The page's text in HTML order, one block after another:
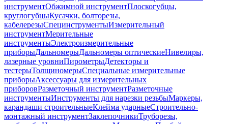
инструментОбжимной инструментПлоскогубцы,
круглогубцыКусачки, болторезы,
кабелерезыСпецинструментыИзмерительный
инструментМерительные
инструментыЭлектроизмерительные
приборыДальномерыДальномеры оптическиеНивелиры,
лазерные уровниПирометрыДетекторы и
тестерыТолщиномерыСпециальные измерительные
приборыАксессуары для измерительных
приборовРазметочный инструментРазметочные
инструментыИнструменты для нарезки резьбыМаркеры,
карандаши строительныеКлейма ударныеСтроительно-
монтажный инструментЗаклепочникиТруборезы,